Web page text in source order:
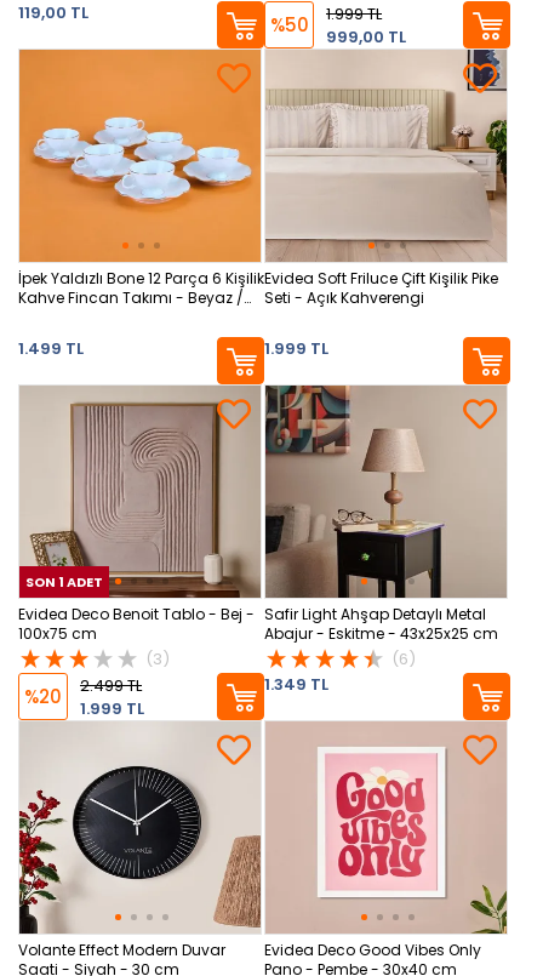
119,00 TL
%50
1.999 TL
999,00 TL
İpek Yaldızlı Bone 12 Parça 6 Kişilik
Kahve Fincan Takımı - Beyaz /
1.499 TL
Evidea Soft Friluce Çift Kişilik Pike
Seti - Açık Kahverengi
1.999 TL
SON 1 ADET
Evidea Deco Benoit Tablo - Bej -
100x75 cm
(3)
%20
2.499 TL
1.999 TL
Safir Light Ahşap Detaylı Metal
Abajur - Eskitme - 43x25x25 cm
(6)
1.349 TL
Volante Effect Modern Duvar
Saati - Siyah - 30 cm
Evidea Deco Good Vibes Only
Pano - Pembe - 30x40 cm